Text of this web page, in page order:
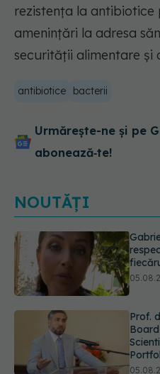
rezistenţa la antibiotice
ameninţări la adresa
securităţii alimentare şi
antibiotice bacterii
Urmărește-ne și pe
abonează‑te!
NOUTĂȚI
Prof.
arăta
chiar